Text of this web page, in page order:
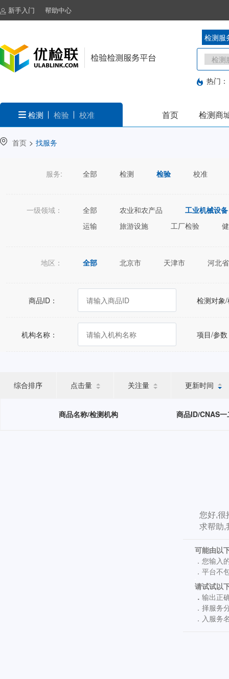
新手入门 帮助中心
检测服
热门：
检测 检验 校准 首页 检测商
首页 > 找服务
服务: 全部 检测 检验 校准
一级领域： 全部 农业和农产品
工业机械设备
运输
旅游设施 工厂检验
地区： 全部 北京市 天津市
河北省
宁夏回族自治区
新疆维吾尔自治区
商品ID： 检测对象
机构名称： 项目/参
综合排序 点击量 关注量 更新时间
商品名称/检测机构 商品ID/CNAS